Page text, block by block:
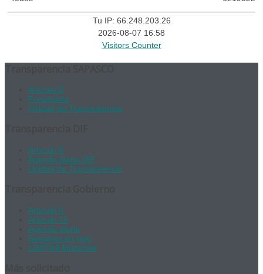
Tu IP: 66.248.203.26
2026-08-07 16:58
Visitors Counter
Artículo 8
Focalizada
Unidad de Transparencia
Artículo 8
Agenda diaria DIF
Unidad de Transparencia
Artículo 8
Artículo 15
Agenda diaria
Sesiones en vivo
CIMTRA Municipal